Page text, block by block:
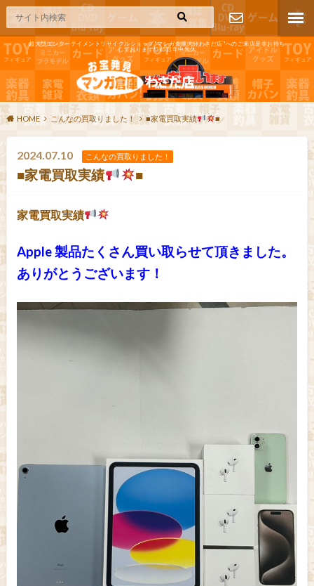
超大型エンターテイメントリサイクルショップ"マンガ倉庫大分わさだ店"へのご来店是非お待ち
しております!365日年中無休
お問い合わ
せ
HOME こんなの買取りました！ ■家電買取実績 ■
2024.07.10 こんなの買取りました！
■家電買取実績 ■
家電買取実績
Apple 製品たくさん買い取らせて頂きました。
ありがとうございます！